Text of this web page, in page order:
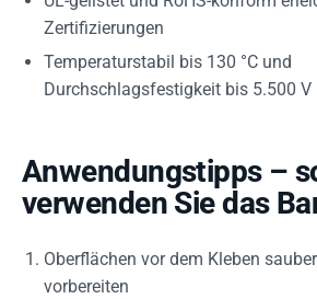
Zertifizierungen
Temperaturstabil bis 130 °C und
Durchschlagsfestigkeit bis 5.500 V
Anwendungstipps –
verwenden Sie das
Oberflächen vor dem Kleben
vorbereiten